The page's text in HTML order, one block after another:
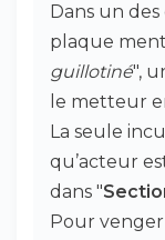
Dans un
plaque
guillotiné",
le metteur
La seule
qu’acteur
dans "
Pour venger